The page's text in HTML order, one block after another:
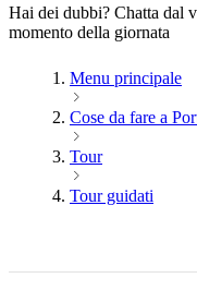
Hai dei dubbi? Chatta dal
momento della giornata
Menu principale
Cose da fare a
Tour
Tour guidati